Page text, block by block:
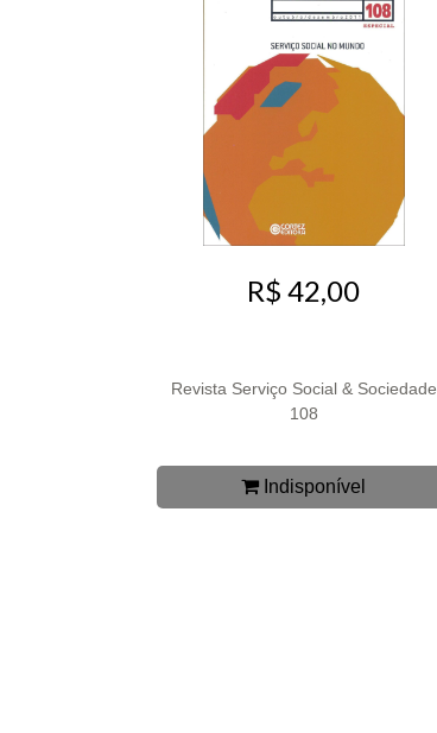
R$ 42,00
Revista Serviço Social & Sociedade
108
Indisponível